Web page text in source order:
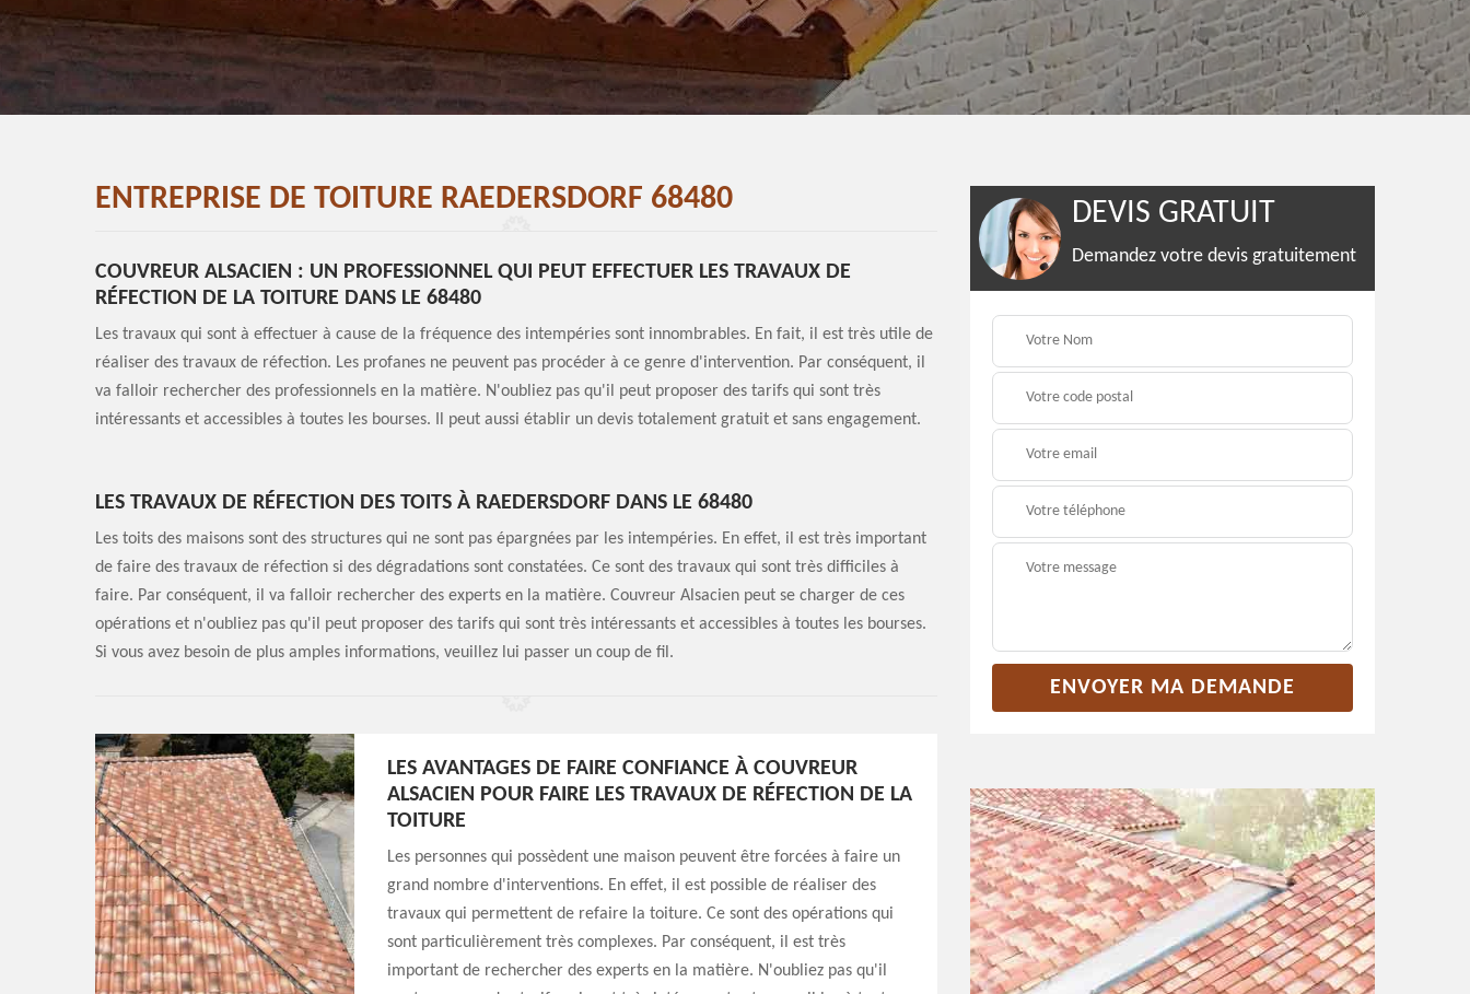
ENTREPRISE DE TOITURE RAEDERSDORF 68480
COUVREUR ALSACIEN : UN PROFESSIONNEL QUI PEUT EFFECTUER LES TRAVAUX DE
RÉFECTION DE LA TOITURE DANS LE 68480
Les travaux qui sont à effectuer à cause de la fréquence des intempéries sont innombrables. En fait, il est très utile de
réaliser des travaux de réfection. Les profanes ne peuvent pas procéder à ce genre d'intervention. Par conséquent, il
va falloir rechercher des professionnels en la matière. N'oubliez pas qu'il peut proposer des tarifs qui sont très
intéressants et accessibles à toutes les bourses. Il peut aussi établir un devis totalement gratuit et sans engagement.
LES TRAVAUX DE RÉFECTION DES TOITS À RAEDERSDORF DANS LE 68480
Les toits des maisons sont des structures qui ne sont pas épargnées par les intempéries. En effet, il est très important
de faire des travaux de réfection si des dégradations sont constatées. Ce sont des travaux qui sont très difficiles à
faire. Par conséquent, il va falloir rechercher des experts en la matière. Couvreur Alsacien peut se charger de ces
opérations et n'oubliez pas qu'il peut proposer des tarifs qui sont très intéressants et accessibles à toutes les bourses.
Si vous avez besoin de plus amples informations, veuillez lui passer un coup de fil.
LES AVANTAGES DE FAIRE CONFIANCE À COUVREUR
ALSACIEN POUR FAIRE LES TRAVAUX DE RÉFECTION DE LA
TOITURE
Les personnes qui possèdent une maison peuvent être forcées à faire un
grand nombre d'interventions. En effet, il est possible de réaliser des
travaux qui permettent de refaire la toiture. Ce sont des opérations qui
sont particulièrement très complexes. Par conséquent, il est très
important de rechercher des experts en la matière. N'oubliez pas qu'il
DEVIS GRATUIT
Demandez votre devis gratuitement